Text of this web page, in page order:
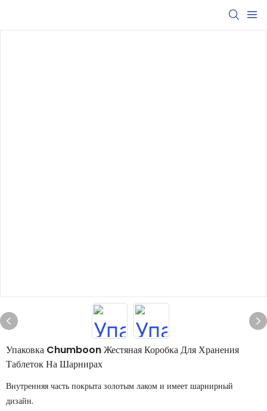
Упаковка Chumboon Жестяная Коробка Для Хранения
Таблеток На Шарнирах
Внутренняя часть покрыта золотым лаком и имеет шарнирный
дизайн.